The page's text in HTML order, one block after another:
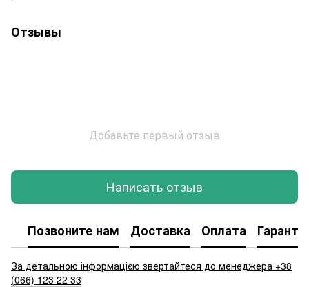
Отзывы
Добавьте первый отзыв
Написать отзыв
Позвоните нам Доставка Оплата
За детальною інформацією звертайтеся до менеджера +38
(066) 123 22 33